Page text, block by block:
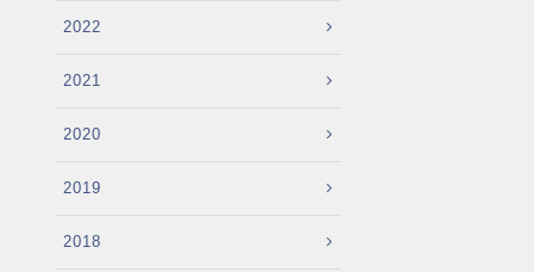
2022
2021
2020
2019
2018